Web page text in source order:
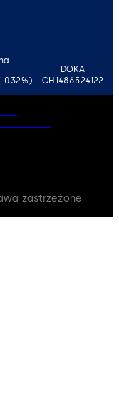
0.32%)
DOKA
CH1486524122
zastrzeżone